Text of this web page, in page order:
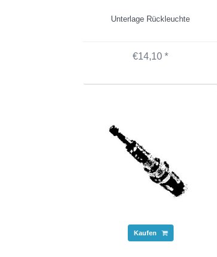
Unterlage Rückleuchte
€14,10 *
Kaufen